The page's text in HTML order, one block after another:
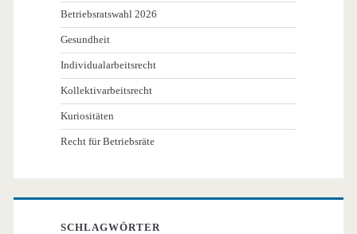
Betriebsratswahl 2026
Gesundheit
Individualarbeitsrecht
Kollektivarbeitsrecht
Kuriositäten
Recht für Betriebsräte
SCHLAGWÖRTER